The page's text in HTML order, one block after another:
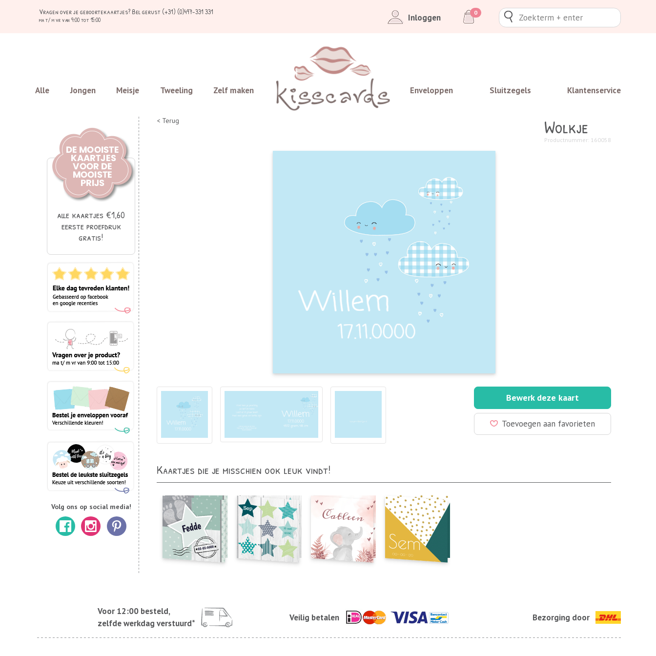
Vragen over je geboortekaartjes? Bel gerust (+31) (0)497-331 331
ma t/ m vr van 9:00 tot 15:00 Inloggen 0
Alle Jongen Meisje Tweeling Zelf maken Enveloppen Sluitzegels Klantenservice
alle kaartjes €1,60
eerste proefdruk
gratis!
Volg ons op social media!
< Terug Wolkje
Productnummer: 160058
Bewerk deze kaart
Toevoegen aan favorieten
Kaartjes die je misschien ook leuk vindt!
Voor 12:00 besteld,
zelfde werkdag verstuurd*
Veilig betalen Bezorging door